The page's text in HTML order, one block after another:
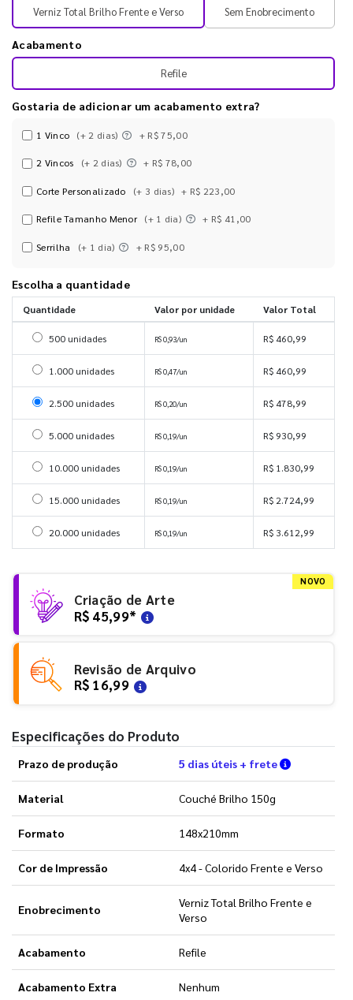
Verniz Total Brilho Frente e Verso Sem Enobrecimento
Acabamento
Refile
Gostaria de adicionar um acabamento extra?
1 Vinco (+ 2 dias) + R$ 75,00
2 Vincos (+ 2 dias) + R$ 78,00
Corte Personalizado (+ 3 dias) + R$ 223,00
Refile Tamanho Menor (+ 1 dia) + R$ 41,00
Serrilha (+ 1 dia) + R$ 95,00
Escolha a quantidade
Quantidade Valor por unidade Valor Total
Selecionar 500 unidades
500 unidades R$ 0,93/un R$ 460,99
Selecionar 1000 unidades
1.000 unidades R$ 0,47/un R$ 460,99
Selecionar 2500 unidades
2.500 unidades R$ 0,20/un R$ 478,99
Selecionar 5000 unidades
5.000 unidades R$ 0,19/un R$ 930,99
Selecionar 10000 unidades
10.000 unidades R$ 0,19/un R$ 1.830,99
Selecionar 15000 unidades
15.000 unidades R$ 0,19/un R$ 2.724,99
Selecionar 20000 unidades
20.000 unidades R$ 0,19/un R$ 3.612,99
NOVO
Criação de Arte
R$ 45,99*
Revisão de Arquivo
R$ 16,99
Especificações do Produto
Prazo de produção 5 dias úteis + frete Verifique
Material Couché Brilho 150g
Formato 148x210mm
Cor de Impressão 4x4 - Colorido Frente e Verso
Enobrecimento
Verniz Total Brilho Frente e
Verso
Acabamento Refile
Acabamento Extra Nenhum